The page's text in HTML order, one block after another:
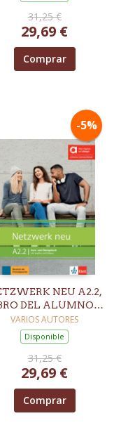
31,25 €
29,69 €
Comprar
-5%
NEU A2.2,
DEL ALUMNO Y
DE EJERCICIOS
EDICION HIBRIDA
ALLANGO
VARIOS AUTORES
Disponible
31,25 €
29,69 €
Comprar